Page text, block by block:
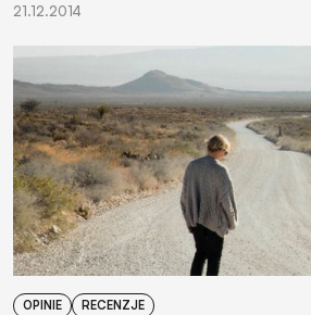
21.12.2014
OPINIE RECENZJE